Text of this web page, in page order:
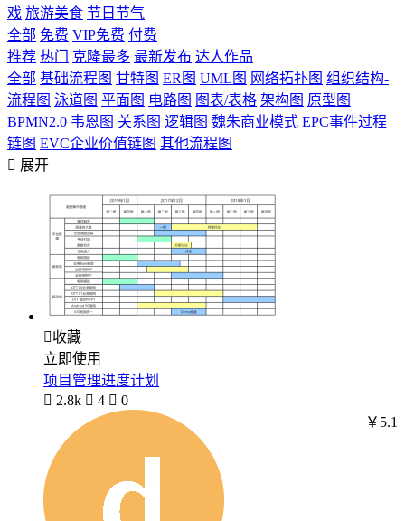
戏 旅游美食 节日节气
全部 免费 VIP免费 付费
推荐 热门 克隆最多 最新发布 达人作品
全部 基础流程图 甘特图 ER图 UML图 网络拓扑图 组织结构-
流程图 泳道图 平面图 电路图 图表/表格 架构图 原型图
BPMN2.0 韦恩图 关系图 逻辑图 魏朱商业模式 EPC事件过程
链图 EVC企业价值链图 其他流程图
 展开
收藏
立即使用
项目管理进度计划
 2.8k  4  0
￥5.1